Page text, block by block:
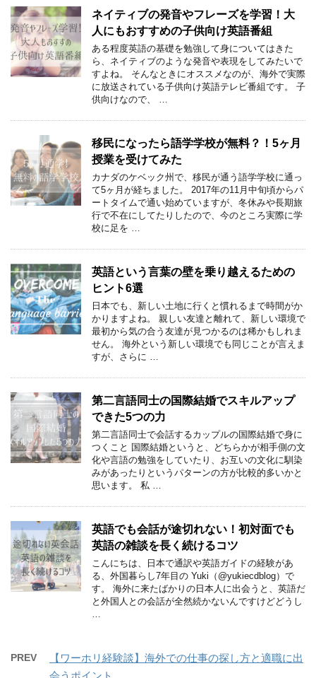
ネイティブの発音やフレーズを学習！大
人にもおすすめの子供向け英語番組
ある程度英語の基礎を勉強して身についてはきた
ら、ネイティブのような発音や表現をしてみたいで
すよね。 そんなときにオススメなのが、海外で実際
に放送されている子供向け英語テレビ番組です。 子
供向けなので、 …
移民になったら語学学校が無料？！5ヶ月
授業を受けてみた
カナダのケベック州で、移民が通う語学学校に通っ
て5ヶ月が経ちました。 2017年の11月中旬頃からパ
ートタイムで通い始めていますが、冬休みや長期旅
行で不在にしてたりしたので、今のところ実際に学
校に足を …
英語という言葉の壁を乗り越えるための
ヒント6選
日本でも、新しい土地に行くと慣れるまで時間がか
かりますよね。 親しい友達と離れて、新しい環境で
最初から気の合う友達が見つかるのは稀かもしれま
せん。 海外という新しい環境でも同じことが言えま
すが、さらに …
第二言語同士の国際結婚でスキルアップ
できた5つの力
第二言語同士で会話するカップルの国際結婚で身に
つくこと 国際結婚というと、どちらかが相手側の文
化や言語の勉強をしていたり、お互いの文化に馴染
みがあったりというパターンの方が比較的多いかと
思います。 私 …
英語でも会話が途切れない！初対面でも
英語の雑談を長く続けるコツ
こんにちは、日本で通訳や英語ガイドの経験があ
る、外国暮らし7年目の Yuki（@yukiecdblog）で
す。 海外に来たばかりの日本人に出会うと、英語だ
と外国人との会話が全然続かないんですけどどうし
…
PREV
【ワーホリ経験談】海外での仕事の探し方と適職に出
会うポイント